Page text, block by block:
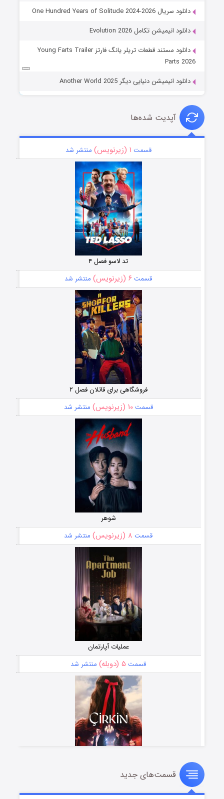
دانلود سریال One Hundred Years of Solitude 2024-2026
دانلود انیمیشن تکامل Evolution 2026
دانلود مستند قطعات تریلر یانگ فارتز Young Farts Trailer
Parts 2026
دانلود انیمیشن دنیایی دیگر Another World 2025
آپدیت شده‌ها
قسمت ۱ (زیرنویس) منتشر شد
تد لاسو فصل ۴
قسمت ۶ (زیرنویس) منتشر شد
فروشگاهی برای قاتلان فصل ۲
قسمت۱۰ (زیرنویس) منتشر شد
شوهر
قسمت ۸ (زیرنویس) منتشر شد
عملیات آپارتمان
قسمت ۵ (دوبله) منتشر شد
سریال زشت
قسمت۲ (زیرنویس) منتشر شد
قسمت‌های جدید